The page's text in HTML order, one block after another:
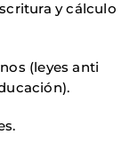
y cálculo
(leyes anti